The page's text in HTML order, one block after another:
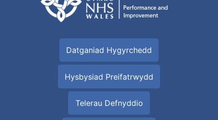
Datganiad Hygyrchedd
Hysbysiad Preifatrwydd
Telerau Defnyddio